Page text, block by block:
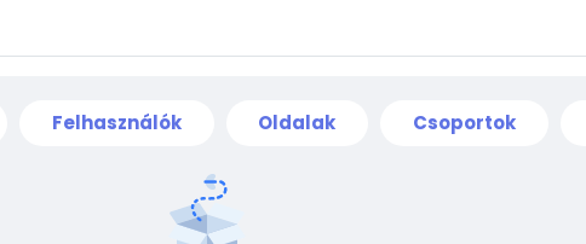
Felhasználók Oldalak Csoportok